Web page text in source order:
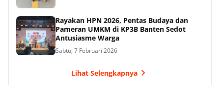
Rayakan HPN 2026, Pentas Budaya dan
Pameran UMKM di KP3B Banten Sedot
Antusiasme Warga
Sabtu, 7 Februari 2026
Lihat Selengkapnya